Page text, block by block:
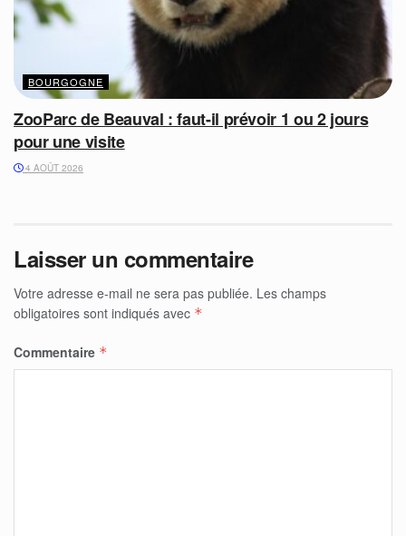
BOURGOGNE
ZooParc de Beauval : faut-il prévoir 1 ou 2 jours
pour une visite
4 AOÛT 2026
Laisser un commentaire
Votre adresse e-mail ne sera pas publiée. Les champs
obligatoires sont indiqués avec *
Commentaire *